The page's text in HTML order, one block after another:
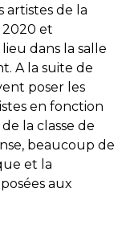
artistes de la
2020 et
dans la salle
A la suite de
poser les
en fonction
la classe de
beaucoup de
et la
aux